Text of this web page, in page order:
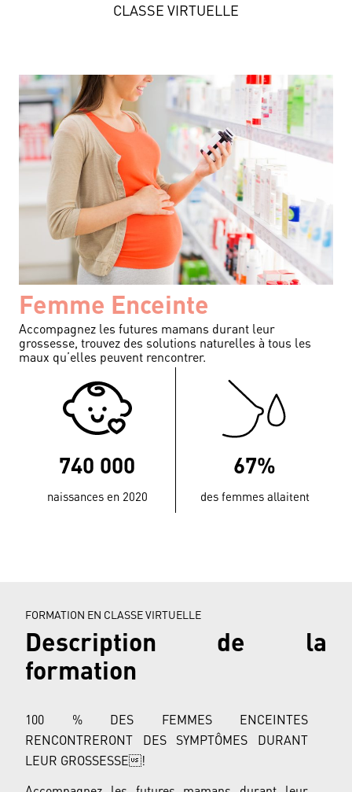
CLASSE VIRTUELLE
Femme Enceinte
Accompagnez les futures mamans durant leur
grossesse, trouvez des solutions naturelles à tous les
maux qu’elles peuvent rencontrer.
740 000
naissances en 2020
67%
des femmes allaitent
FORMATION EN CLASSE VIRTUELLE
Description de la
formation
100 % DES FEMMES ENCEINTES
RENCONTRERONT DES SYMPTÔMES DURANT
LEUR GROSSESSE!